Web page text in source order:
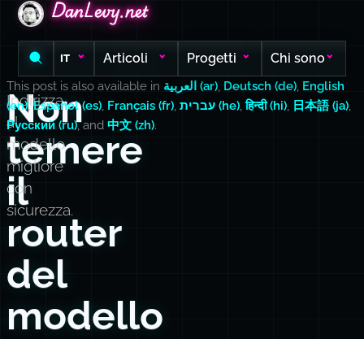
DanLevy.net
DanLevy.net
DanLevy.net
IT Articoli Progetti Chi sono
Non
temere
il
router
del
modello
Indirizza
al
modello
migliore
con
sicurezza.
This post is also available in العربية (ar), Deutsch (de), English
(en),Español (es), Français (fr), עברית (he),हिन्दी (hi), 日本語 (ja),
Русский (ru), and 中文 (zh).